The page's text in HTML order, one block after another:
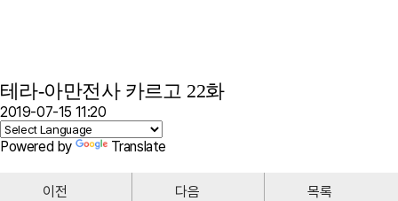
테라-아만전사 카르고 22화
2019-07-15 11:20
Powered by Translate
이전 다음 목록